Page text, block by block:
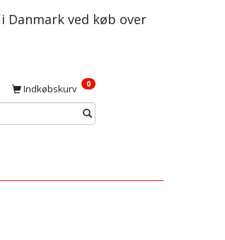
Danmark ved køb over
Indkøbskurv 0